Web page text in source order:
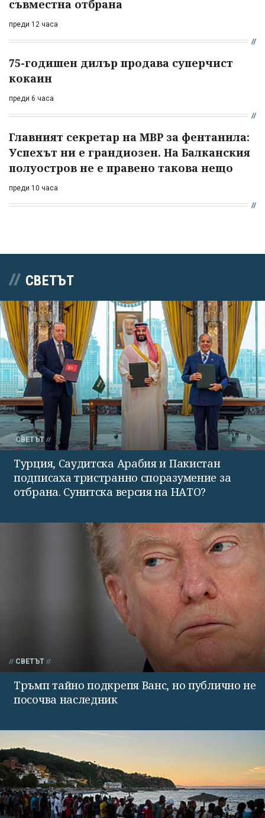
съвместна отбрана
преди 12 часа
75-годишен дилър продава суперчист
кокаин
преди 6 часа
Главният секретар на МВР за фентанила:
Успехът ни е грандиозен. На Балканския
полуостров не е правено такова нещо
преди 10 часа
СВЕТЪТ
СВЕТЪТ
Турция, Саудитска Арабия и Пакистан
подписаха тристранно споразумение за
отбрана. Сунитска версия на НАТО?
СВЕТЪТ
Тръмп тайно подкрепя Ванс, но публично не
посочва наследник